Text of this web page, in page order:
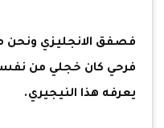
فصفق الانجليزي ونحن
فرحي كان خجلي من نفسي
يعرفه هذا النيجيري.